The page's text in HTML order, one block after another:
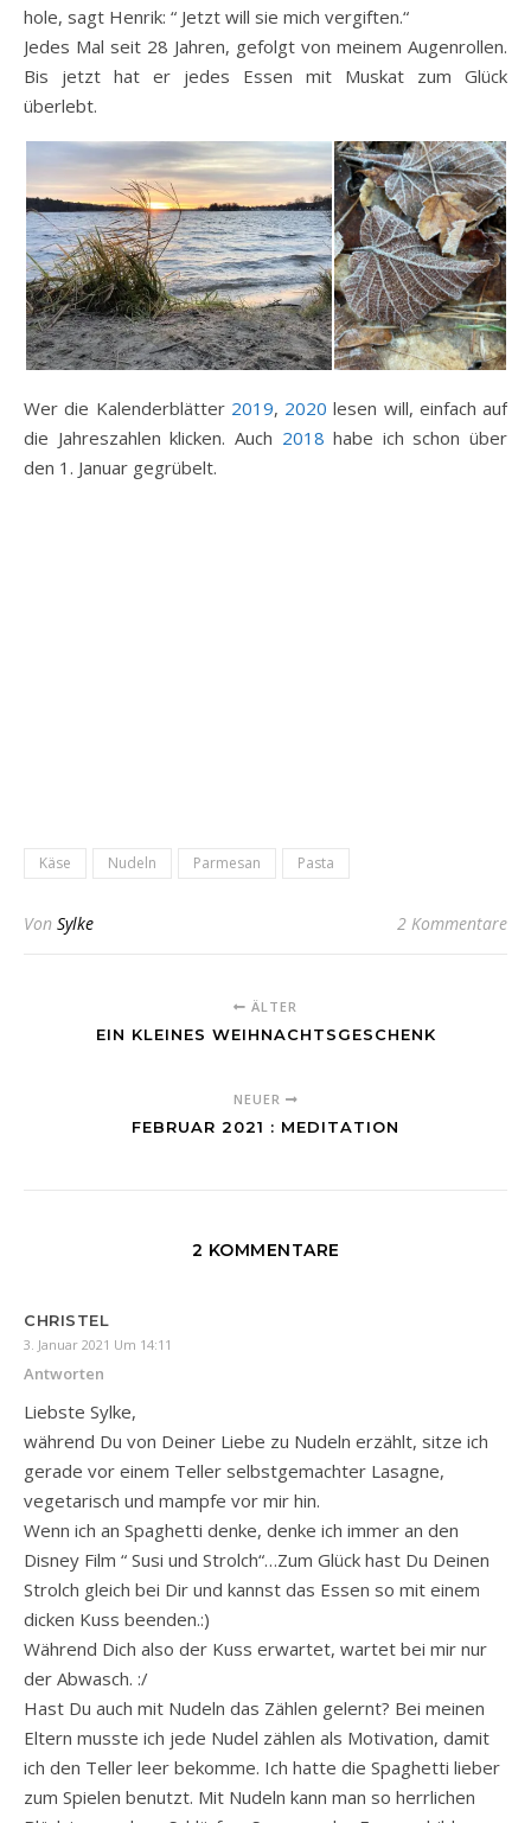
hole, sagt Henrik: “ Jetzt will sie mich vergiften.“
Jedes Mal seit 28 Jahren, gefolgt von meinem Augenrollen.
Bis jetzt hat er jedes Essen mit Muskat zum Glück
überlebt.
Wer die Kalenderblätter 2019, 2020 lesen will, einfach auf
die Jahreszahlen klicken. Auch 2018 habe ich schon über
den 1. Januar gegrübelt.
Käse Nudeln Parmesan Pasta
Von Sylke 2 Kommentare
ÄLTER
EIN KLEINES WEIHNACHTSGESCHENK
NEUER
FEBRUAR 2021 : MEDITATION
2 KOMMENTARE
CHRISTEL
3. Januar 2021 Um 14:11
Antworten
Liebste Sylke,
während Du von Deiner Liebe zu Nudeln erzählt, sitze ich
gerade vor einem Teller selbstgemachter Lasagne,
vegetarisch und mampfe vor mir hin.
Wenn ich an Spaghetti denke, denke ich immer an den
Disney Film “ Susi und Strolch“…Zum Glück hast Du Deinen
Strolch gleich bei Dir und kannst das Essen so mit einem
dicken Kuss beenden.:)
Während Dich also der Kuss erwartet, wartet bei mir nur
der Abwasch. :/
Hast Du auch mit Nudeln das Zählen gelernt? Bei meinen
Eltern musste ich jede Nudel zählen als Motivation, damit
ich den Teller leer bekomme. Ich hatte die Spaghetti lieber
zum Spielen benutzt. Mit Nudeln kann man so herrlichen